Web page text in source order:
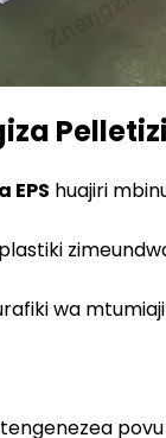
EPS huajiri
wa
povu